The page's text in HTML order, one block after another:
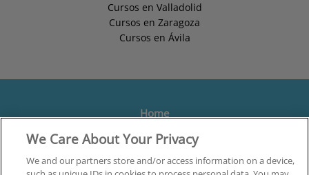
Cursos en Valladolid
Cursos en Zaragoza
Cursos en Ávila
Home
Formación
Centros
We Care About Your Privacy
We and our partners store and/or access information on a device,